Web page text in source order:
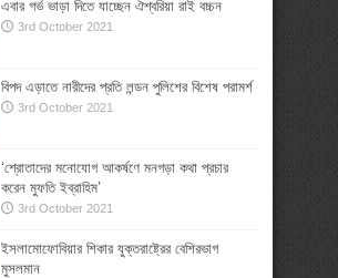
এবার গর্ভ ভাড়া দিতে যাচ্ছেন ঐশ্বরিয়া রাই বচ্চন
3rd October 2021
বিপদ এড়াতে নারীদের প্রতি লন্ডন পুলিশের বিশেষ পরামর্শ
3rd October 2021
‘শ্রোতাদের মনোযোগ আকর্ষণে মনগড়া কথা প্রচার
করেন মুফতি ইব্রাহিম’
3rd October 2021
ইসলামোফোবিয়ার শিকার যুক্তরাষ্ট্রের বেশিরভাগ
মুসলমান